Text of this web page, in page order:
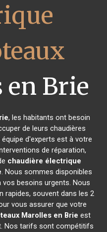
Brie
, les habitants ont besoin
de leurs chaudières
d'experts est à votre
de réparation,
chaudière électrique
. Nous sommes disponibles
besoins urgents. Nous
rapides, souvent dans les 2
vous assurer que votre
Marolles en Brie est
Nos tarifs sont compétitifs